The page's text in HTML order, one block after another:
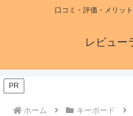
口コミ・評価・メリッ
レビュー
ホーム キーボード
PR